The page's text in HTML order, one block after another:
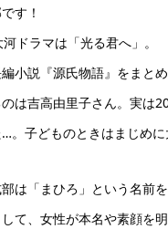
す！
ドラマは「光る君へ」。
小説『源氏物語』をまと
は吉高由里子さん。実は
。子どものときはまじめ
は「まひろ」という名前を
て、女性が本名や素顔を